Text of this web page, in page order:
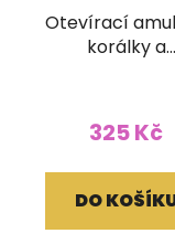
Otevírací
korálky a
325 Kč
DO